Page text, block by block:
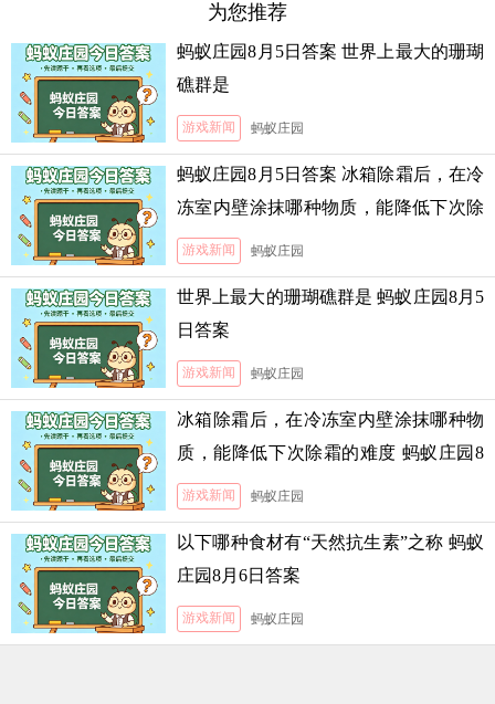
为您推荐
蚂蚁庄园8月5日答案 世界上最大的珊瑚
礁群是
游戏新闻 蚂蚁庄园
蚂蚁庄园8月5日答案 冰箱除霜后，在冷
冻室内壁涂抹哪种物质，能降低下次除
霜的难度
游戏新闻 蚂蚁庄园
世界上最大的珊瑚礁群是 蚂蚁庄园8月5
日答案
游戏新闻 蚂蚁庄园
冰箱除霜后，在冷冻室内壁涂抹哪种物
质，能降低下次除霜的难度 蚂蚁庄园8
月5日答案
游戏新闻 蚂蚁庄园
以下哪种食材有“天然抗生素”之称 蚂蚁
庄园8月6日答案
游戏新闻 蚂蚁庄园